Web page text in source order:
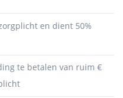
en dient 50%
te betalen van ruim €